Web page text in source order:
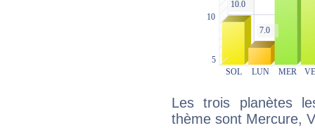
Les trois planètes
thème sont Mercure,